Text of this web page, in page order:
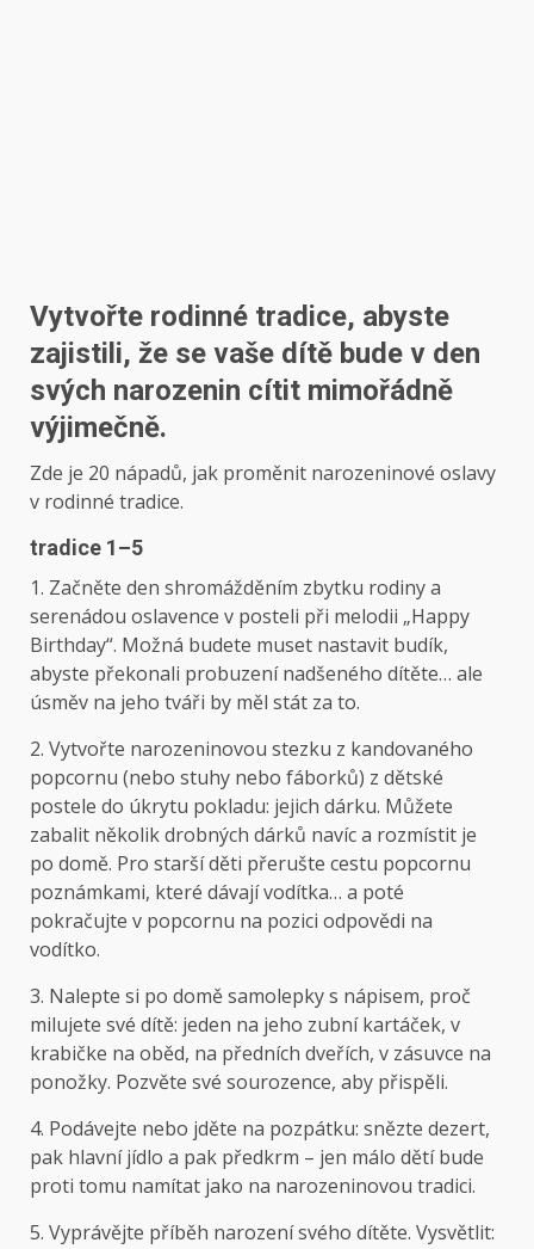
Vytvořte rodinné tradice, abyste
zajistili, že se vaše dítě bude v den
svých narozenin cítit mimořádně
výjimečně.
Zde je 20 nápadů, jak proměnit narozeninové oslavy
v rodinné tradice.
tradice 1–5
1. Začněte den shromážděním zbytku rodiny a
serenádou oslavence v posteli při melodii „Happy
Birthday“. Možná budete muset nastavit budík,
abyste překonali probuzení nadšeného dítěte… ale
úsměv na jeho tváři by měl stát za to.
2. Vytvořte narozeninovou stezku z kandovaného
popcornu (nebo stuhy nebo fáborků) z dětské
postele do úkrytu pokladu: jejich dárku. Můžete
zabalit několik drobných dárků navíc a rozmístit je
po domě. Pro starší děti přerušte cestu popcornu
poznámkami, které dávají vodítka… a poté
pokračujte v popcornu na pozici odpovědi na
vodítko.
3. Nalepte si po domě samolepky s nápisem, proč
milujete své dítě: jeden na jeho zubní kartáček, v
krabičke na oběd, na předních dveřích, v zásuvce na
ponožky. Pozvěte své sourozence, aby přispěli.
4. Podávejte nebo jděte na pozpátku: snězte dezert,
pak hlavní jídlo a pak předkrm – jen málo dětí bude
proti tomu namítat jako na narozeninovou tradici.
5. Vyprávějte příběh narození svého dítěte. Vysvětlit: